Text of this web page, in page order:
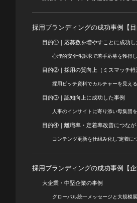
採用ブランディングの成功事例【目
目的①｜応募数を増やすことに成功し
心理的安全性訴求で若手応募を獲得
目的②｜採用の質向上（ミスマッチ軽
採用ピッチ資料でカルチャーを見え
目的③｜認知向上に成功した事例
人事のインサイトに寄り添い母集団
目的④｜離職率・定着率改善につなが
コンテンツ更新を仕組み化し“定着に
採用ブランディングの成功事例【企
大企業・中堅企業の事例
グローバル統一メッセージと大規模